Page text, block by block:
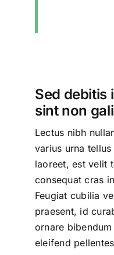
Sed debitis
sint non
Lectus nibh
varius urna
laoreet, est velit
consequat cras
Feugiat cubilia
praesent, id
ornare
eleifend